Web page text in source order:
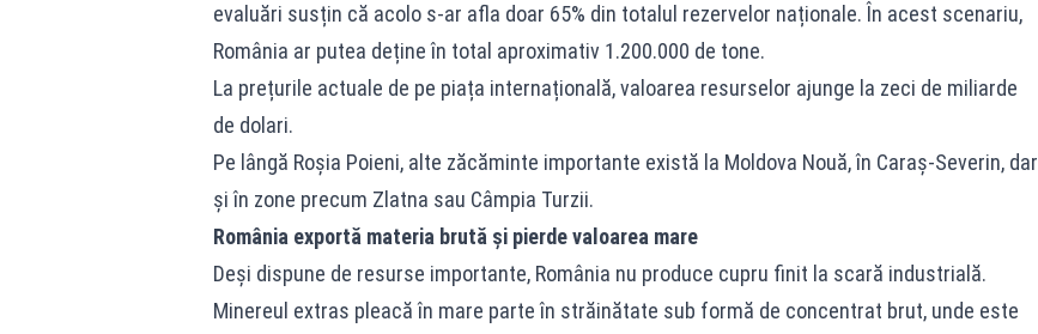
evaluări susțin că acolo s-ar afla doar 65% din totalul rezervelor naționale. În acest scenariu,
România ar putea deține în total aproximativ 1.200.000 de tone.
La prețurile actuale de pe piața internațională, valoarea resurselor ajunge la zeci de miliarde
de dolari.
Pe lângă Roșia Poieni, alte zăcăminte importante există la Moldova Nouă, în Caraș-Severin, dar
și în zone precum Zlatna sau Câmpia Turzii.
România exportă materia brută și pierde valoarea mare
Deși dispune de resurse importante, România nu produce cupru finit la scară industrială.
Minereul extras pleacă în mare parte în străinătate sub formă de concentrat brut, unde este